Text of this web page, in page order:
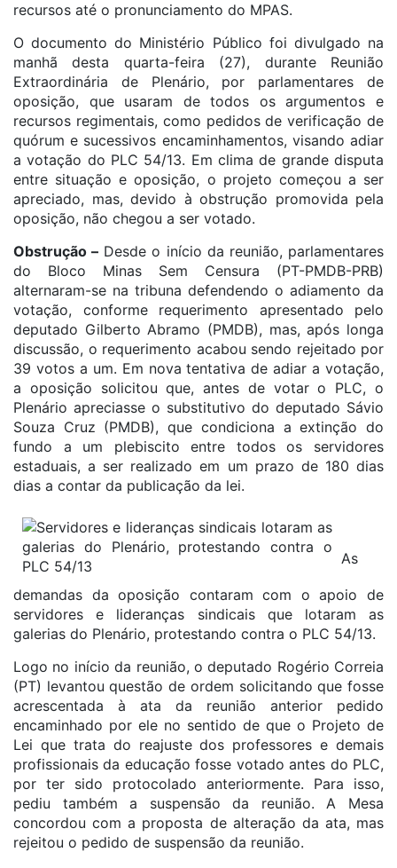
recursos até o pronunciamento do MPAS.
O documento do Ministério Público foi divulgado na
manhã desta quarta-feira (27), durante Reunião
Extraordinária de Plenário, por parlamentares de
oposição, que usaram de todos os argumentos e
recursos regimentais, como pedidos de verificação de
quórum e sucessivos encaminhamentos, visando adiar
a votação do PLC 54/13. Em clima de grande disputa
entre situação e oposição, o projeto começou a ser
apreciado, mas, devido à obstrução promovida pela
oposição, não chegou a ser votado.
Obstrução – Desde o início da reunião, parlamentares
do Bloco Minas Sem Censura (PT-PMDB-PRB)
alternaram-se na tribuna defendendo o adiamento da
votação, conforme requerimento apresentado pelo
deputado Gilberto Abramo (PMDB), mas, após longa
discussão, o requerimento acabou sendo rejeitado por
39 votos a um. Em nova tentativa de adiar a votação,
a oposição solicitou que, antes de votar o PLC, o
Plenário apreciasse o substitutivo do deputado Sávio
Souza Cruz (PMDB), que condiciona a extinção do
fundo a um plebiscito entre todos os servidores
estaduais, a ser realizado em um prazo de 180 dias
dias a contar da publicação da lei.
As
demandas da oposição contaram com o apoio de
servidores e lideranças sindicais que lotaram as
galerias do Plenário, protestando contra o PLC 54/13.
Logo no início da reunião, o deputado Rogério Correia
(PT) levantou questão de ordem solicitando que fosse
acrescentada à ata da reunião anterior pedido
encaminhado por ele no sentido de que o Projeto de
Lei que trata do reajuste dos professores e demais
profissionais da educação fosse votado antes do PLC,
por ter sido protocolado anteriormente. Para isso,
pediu também a suspensão da reunião. A Mesa
concordou com a proposta de alteração da ata, mas
rejeitou o pedido de suspensão da reunião.